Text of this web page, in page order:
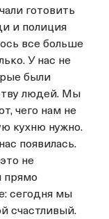
готовить
и полиция
все больше
У нас не
были
людей. Мы
чего нам не
кухню нужно.
появилась.
не
прямо
сегодня мы
счастливый.